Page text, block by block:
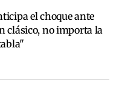
el choque ante
clásico, no importa la